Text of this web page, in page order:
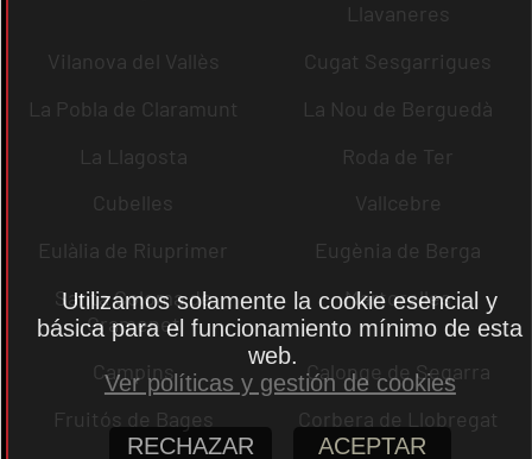
Llavaneres
Vilanova del Vallès
Cugat Sesgarrigues
La Pobla de Claramunt
La Nou de Berguedà
La Llagosta
Roda de Ter
Cubelles
Vallcebre
Eulàlia de Riuprimer
Eugènia de Berga
Santa Coloma de
Gramenet
Martorelles
Campins
Calonge de Segarra
Fruitós de Bages
Corbera de Llobregat
Utilizamos solamente la cookie esencial y
básica para el funcionamiento mínimo de esta
web.
Ver políticas y gestión de cookies
RECHAZAR ACEPTAR